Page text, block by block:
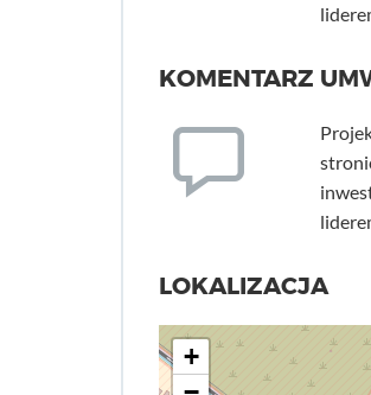
KOMENTARZ
LOKALIZACJA
+